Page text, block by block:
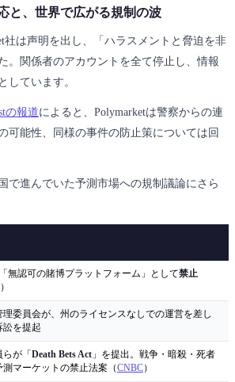
、世界で広がる規制の波
社は声明を出し、「ハラスメントと脅迫を非
。関係者のアカウントを全て停止し、情報
しています。
の報道によると、Polymarketは警察からの連
可能性、同様の事件の防止策については回
で進んでいた予測市場への規制議論にさら
無認可の賭博プラットフォーム」として禁止
）
委員会が、州のライセンスなしでの運営を差し
訟を提起
らが「Death Bets Act 」を提出。戦争・暗殺・死者
マーケットの禁止法案（CNBC）